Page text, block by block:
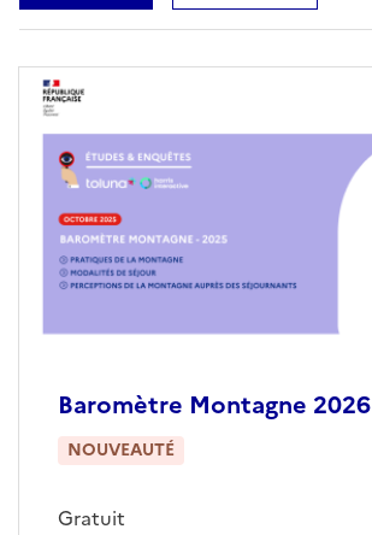
Baromètre Montagne 2026
NOUVEAUTÉ
Gratuit